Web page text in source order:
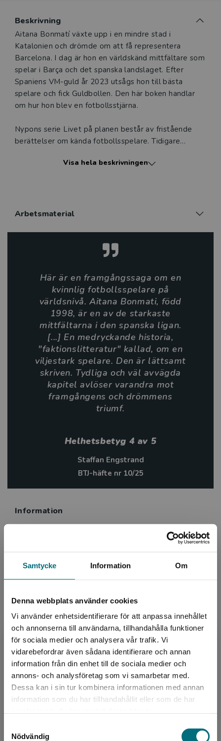
Samtycke Information Om
Denna webbplats använder cookies
Vi använder enhetsidentifierare för att anpassa innehållet
och annonserna till användarna, tillhandahålla funktioner
för sociala medier och analysera vår trafik. Vi
vidarebefordrar även sådana identifierare och annan
information från din enhet till de sociala medier och
annons- och analysföretag som vi samarbetar med.
Dessa kan i sin tur kombinera informationen med annan
information som du har tillhandahållit eller som de har
Nödvändig
Begränsad fraktregion
Det verkar som att du besöker
nyponochviljaforlag.se via en enhet utanför
Beskrivning
Beskrivning
Aitana Bonmatí växte upp i en mindre stad i
Katalonien och drömde om att få representera
Barcelona. I dag är hon en världskänd mittfältare som
spelar i Barça och det spanska landslaget. Efter
Spaniens VM-guld år 2023 utsågs hon till bästa
spelare och fick Guldbollen. Den här boken handlar
om hur hon blev en fotbollsstjärna.
Nypons serie Livet på planen består av fristående
berättelser om kända fotbollsspelare. Tidigare
Messi, Kylian Mbappé och Chloe Kelly. Böckerna
händelser är ur verkliga livet, medan andra är
Harry Meredith som har skrivit boken om Aitana
Bonmatí är författare från England. Han älskar fotboll
och har skrivit en hel serie barnböcker om
fotbollsspelare.
Så här skriver BTJ om Livet på planen - Aitana
Här är en framgångssaga om en kvinnlig
fotbollsspelare på världsnivå. Aitana Bonmati, född
1998, är en av de starkaste mittfältarna i den spanska
ligan. … En medryckande historia, "faktionslitteratur"
kallad, om en viljestark spelare. Den är lättsamt
skriven. Tydliga och väl avvägda kapitel avlöser
varandra mot framgångens och drömmens triumf.
Visa hela beskrivningen
Arbetsmaterial
Här är en framgångssaga om en
kvinnlig fotbollsspelare på
världsnivå. Aitana Bonmati, född
1998, är en av de starkaste
mittfältarna i den spanska ligan.
[...] En medryckande historia,
"faktionslitteratur" kallad, om en
viljestark spelare. Den är lättsamt
skriven. Tydliga och väl avvägda
kapitel avlöser varandra mot
framgångens och drömmens
triumf.
Helhetsbetyg 4 av 5
Staffan Engstrand
BTJ-häfte nr 10/25
Information
Översättare:
Catharina Andersson
Omslag:
Niklas Lindblad
Serie:
Livet på planen
Ämnesområde:
Biografier
Fotboll
Språk:
Svenska
Nivå 4
LIX:
31
ISBN:
9789180775434
Utgivningsår:
2025
Artikelnummer:
47572-01
Sidantal: